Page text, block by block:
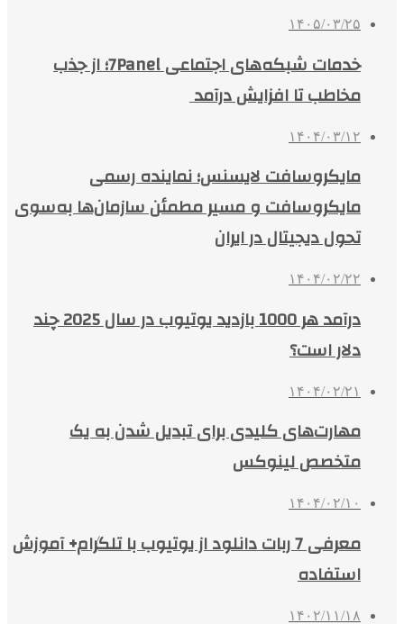
۱۴۰۵/۰۳/۲۵
خدمات شبکه‌های اجتماعی 7Panel؛ از جذب
مخاطب تا افزایش درآمد
۱۴۰۴/۰۳/۱۲
مایکروسافت لایسنس؛ نماینده رسمی
مایکروسافت و مسیر مطمئن سازمان‌ها به‌سوی
تحول دیجیتال در ایران
۱۴۰۴/۰۲/۲۲
درآمد هر 1000 بازدید یوتیوب در سال 2025 چند
دلار است؟
۱۴۰۴/۰۲/۲۱
مهارت‌های کلیدی برای تبدیل شدن به یک
متخصص لینوکس
۱۴۰۴/۰۲/۱۰
معرفی 7 ربات دانلود از یوتیوب با تلگرام+ آموزش
استفاده
۱۴۰۲/۱۱/۱۸